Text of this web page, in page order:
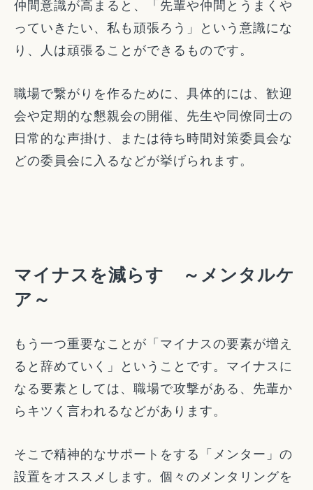
仲間意識が高まると、「先輩や仲間とうまくや
っていきたい、私も頑張ろう」という意識にな
り、人は頑張ることができるものです。
職場で繋がりを作るために、具体的には、歓迎
会や定期的な懇親会の開催、先生や同僚同士の
日常的な声掛け、または待ち時間対策委員会な
どの委員会に入るなどが挙げられます。
マイナスを減らす ～メンタルケ
ア～
もう一つ重要なことが「マイナスの要素が増え
ると辞めていく」ということです。マイナスに
なる要素としては、職場で攻撃がある、先輩か
らキツく言われるなどがあります。
そこで精神的なサポートをする「メンター」の
設置をオススメします。個々のメンタリングを